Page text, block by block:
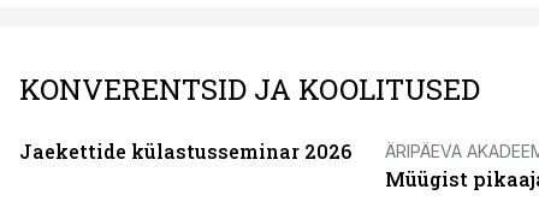
KONVERENTSID JA KOOLITUSED
Jaekettide külastusseminar 2026 ÄRIPÄEVA
Müügist